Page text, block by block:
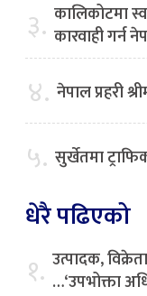
३. कालिकोटमा
कारवाही गर्न
४. नेपाल प्रहरी
५. सुर्खेतमा
धेरै पढिएको
१. उत्पादक,
…‘उपभोक्ता